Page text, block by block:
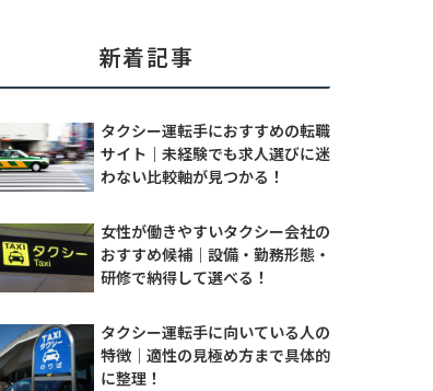
新着記事
タクシー運転手におすすめの転職
サイト｜未経験でも求人選びに迷
わない比較軸が見つかる！
女性が働きやすいタクシー会社の
おすすめ候補｜設備・勤務形態・
研修で納得して選べる！
タクシー運転手に向いている人の
特徴｜適性の見極め方まで具体的
に整理！